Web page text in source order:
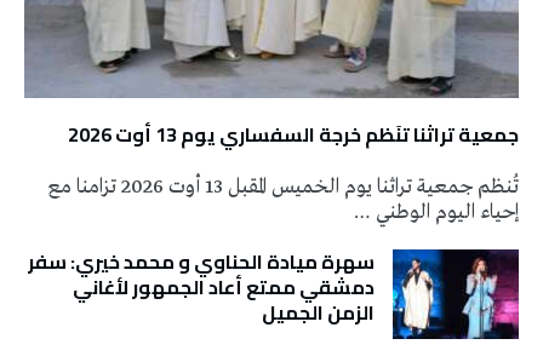
جمعية تراثنا تنَظم خرجة السفساري يوم 13 أوت 2026
تُنظم جمعية تراثنا يوم الخميس المقبل 13 أوت 2026 تزامنا مع
إحياء اليوم الوطني …
سهرة ميادة الحناوي و محمد خيري: سفر
دمشقي ممتع أعاد الجمهور لأغاني
الزمن الجميل